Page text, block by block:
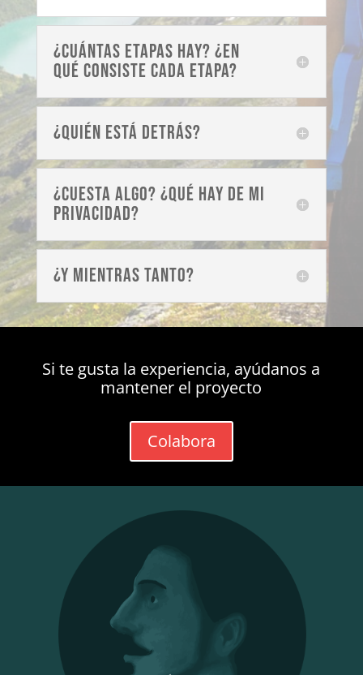
¿CUÁNTAS ETAPAS HAY? ¿EN
QUÉ CONSISTE CADA ETAPA?
¿QUIÉN ESTÁ DETRÁS?
¿CUESTA ALGO? ¿QUÉ HAY DE MI
PRIVACIDAD?
¿Y MIENTRAS TANTO?
Si te gusta la experiencia, ayúdanos a
mantener el proyecto
Colabora